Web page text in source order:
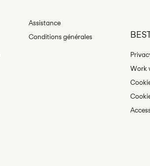
Assistance
Conditions générales
Work